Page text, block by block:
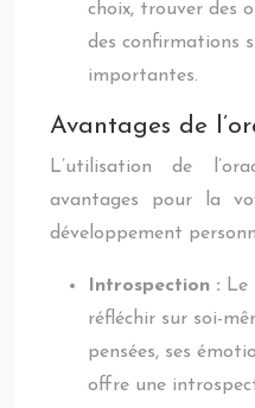
choix, trouver des
des confirmations
importantes.
Avantages de
L’utilisation de
avantages pour la
développement
Introspection : Le
réfléchir sur soi-
pensées, ses
offre une